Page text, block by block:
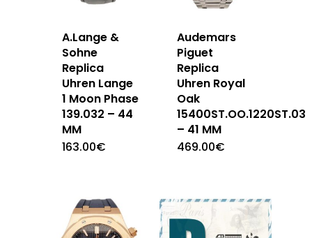
A.Lange &
Sohne
Replica
Uhren Lange
1 Moon Phase
139.032 – 44
MM
163.00€
Audemars
Piguet
Replica
Uhren Royal
Oak
15400ST.OO.1220ST.03
– 41 MM
469.00€